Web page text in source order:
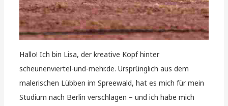
Hallo! Ich bin Lisa, der kreative Kopf hinter
scheunenviertel-und-mehr.de. Ursprünglich aus dem
malerischen Lübben im Spreewald, hat es mich für mein
Studium nach Berlin verschlagen – und ich habe mich